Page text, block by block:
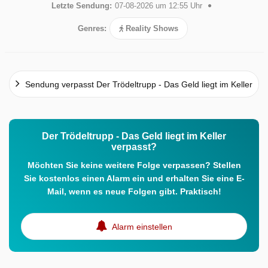
Letzte Sendung: 07-08-2026 um 12:55 Uhr
Genres: Reality Shows
Sendung verpasst Der Trödeltrupp - Das Geld liegt im Keller
Der Trödeltrupp - Das Geld liegt im Keller
verpasst?
Möchten Sie keine weitere Folge verpassen? Stellen
Sie kostenlos einen Alarm ein und erhalten Sie eine E-
Mail, wenn es neue Folgen gibt. Praktisch!
Alarm einstellen